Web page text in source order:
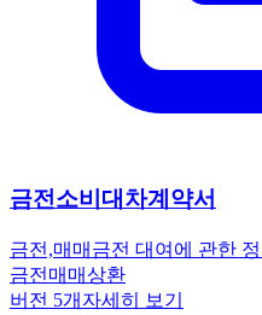
금전소비대차계약서
금전,매매 금전 대여에 관한
금전 매매상환
버전 5개 자세히 보기